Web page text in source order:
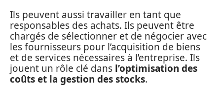
Ils peuvent aussi travailler en tant que
responsables des achats. Ils peuvent être
chargés de sélectionner et de négocier avec
les fournisseurs pour l’acquisition de biens
et de services nécessaires à l’entreprise. Ils
jouent un rôle clé dans l’optimisation des
coûts et la gestion des stocks.